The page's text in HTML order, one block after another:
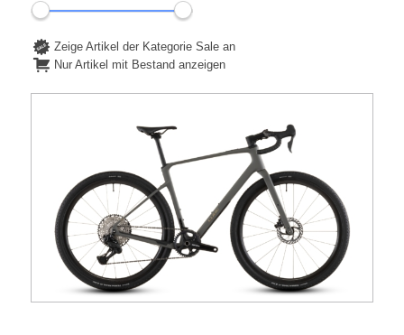
Zeige Artikel der Kategorie Sale an
Nur Artikel mit Bestand anzeigen